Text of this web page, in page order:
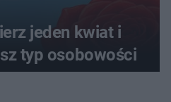
jeden kwiat i
typ osobowości